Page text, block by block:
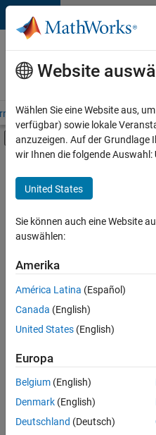
Weiter zum Inhalt
Karriere
bei
MathWorks
– Übersicht Stellensuche
Umschaltung für
Hauptinhalt
Information Technology
Commercial Sales
+1
Derzeit
es
keine
offenen
Stellen,
Ihren
Suchkriterien
entsprechen.
können
Website
Wählen Sie eine Website aus,
verfügbar) sowie lokale
anzuzeigen. Auf der Grundlage
wir Ihnen die folgende Auswahl:
United States
Sie können auch eine Website
auswählen:
Amerika
América Latina (Español)
Canada (English)
United States (English)
Europa
Belgium (English)
Denmark (English)
Deutschland (Deutsch)